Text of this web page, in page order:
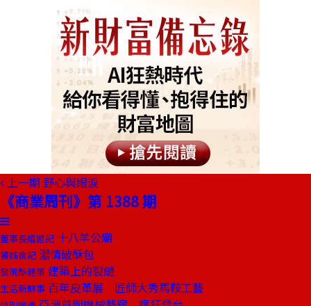
上一期 野心與眼淚
《商業周刊》第 1388 期
董事長嬉遊記 十八羊公廟
饕姊食記 濃情破酥包
發現酷建築 建築上的裂縫
生活新鮮事 百年皮革展 匠師大秀馬鞍工藝